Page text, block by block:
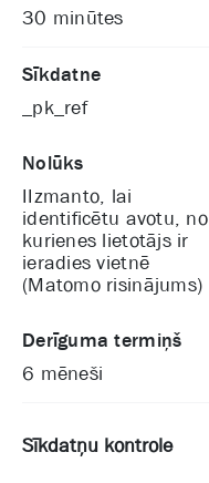
30 minūtes
Sīkdatne
_pk_ref
Nolūks
IIzmanto, lai
identificētu avotu, no
kurienes lietotājs ir
ieradies vietnē
(Matomo risinājums)
Derīguma termiņš
6 mēneši
Sīkdatņu kontrole